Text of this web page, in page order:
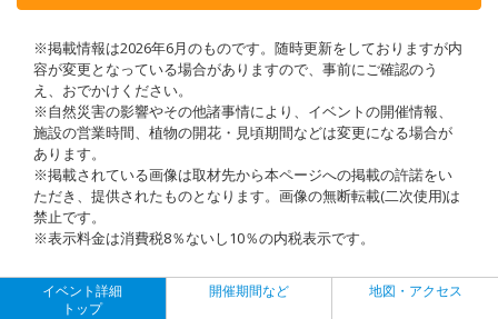
※掲載情報は2026年6月のものです。随時更新をしておりますが内
容が変更となっている場合がありますので、事前にご確認のう
え、おでかけください。
※自然災害の影響やその他諸事情により、イベントの開催情報、
施設の営業時間、植物の開花・見頃期間などは変更になる場合が
あります。
※掲載されている画像は取材先から本ページへの掲載の許諾をい
ただき、提供されたものとなります。画像の無断転載(二次使用)は
禁止です。
※表示料金は消費税8％ないし10％の内税表示です。
イベント詳細
トップ
開催期間など 地図・アクセス